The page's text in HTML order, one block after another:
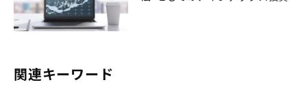
関連キーワード